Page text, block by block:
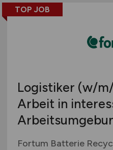
TOP JOB
Logistiker (w/
Arbeit in
Fortum Batterie